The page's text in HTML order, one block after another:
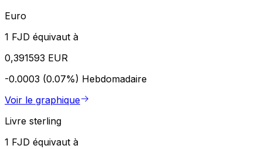
Euro
1 FJD équivaut à
0,391593 EUR
-0.0003 (0.07%) Hebdomadaire
Voir le graphique
Livre sterling
1 FJD équivaut à